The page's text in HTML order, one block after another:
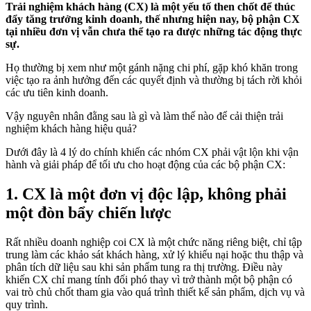
Trải nghiệm khách hàng (CX) là một yếu tố then chốt để thúc
đẩy tăng trưởng kinh doanh, thế nhưng hiện nay, bộ phận CX
tại nhiều đơn vị vẫn chưa thể tạo ra được những tác động thực
sự.
Họ thường bị xem như một gánh nặng chi phí, gặp khó khăn trong
việc tạo ra ảnh hưởng đến các quyết định và thường bị tách rời khỏi
các ưu tiên kinh doanh.
Vậy nguyên nhân đằng sau là gì và làm thế nào để cải thiện trải
nghiệm khách hàng hiệu quả?
Dưới đây là 4 lý do chính khiến các nhóm CX phải vật lộn khi vận
hành và giải pháp để tối ưu cho hoạt động của các bộ phận CX:
1. CX là một đơn vị độc lập, không phải
một đòn bẩy chiến lược
Rất nhiều doanh nghiệp coi CX là một chức năng riêng biệt, chỉ tập
trung làm các khảo sát khách hàng, xử lý khiếu nại hoặc thu thập và
phân tích dữ liệu sau khi sản phẩm tung ra thị trường. Điều này
khiến CX chỉ mang tính đối phó thay vì trở thành một bộ phận có
vai trò chủ chốt tham gia vào quá trình thiết kế sản phẩm, dịch vụ và
quy trình.